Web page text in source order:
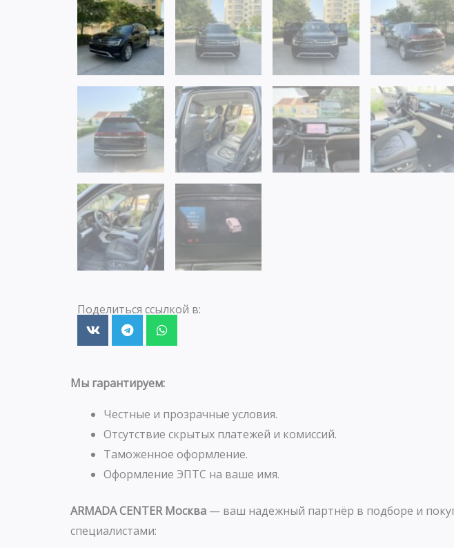
Поделиться ссылкой в:
Мы гарантируем:
Честные и прозрачные условия.
Отсутствие скрытых платежей и комиссий.
Таможенное оформление.
Оформление ЭПТС на ваше имя.
ARMADA CENTER Москва — ваш надежный партнёр в подборе и
специалистами: